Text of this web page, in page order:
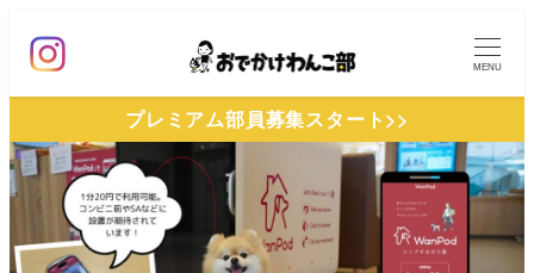
ン
ン
テ
ツ
MENU
プレミアム部員募集スタート>>